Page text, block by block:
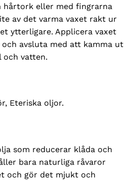
hårtork eller med fingrarna
av det varma vaxet rakt ur
ytterligare. Applicera vaxet
avsluta med att kamma ut
och vatten.
Eteriska oljor.
som reducerar klåda och
bara naturliga råvaror
och gör det mjukt och